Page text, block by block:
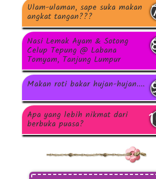
Ulam-ulaman, sape suka makan
angkat tangan???
Nasi Lemak Ayam & Sotong
Celup Tepung @ Labana
Tomyam, Tanjung Lumpur
Makan roti bakar hujan-hujan....
Apa yang lebih nikmat dari
berbuka puasa?